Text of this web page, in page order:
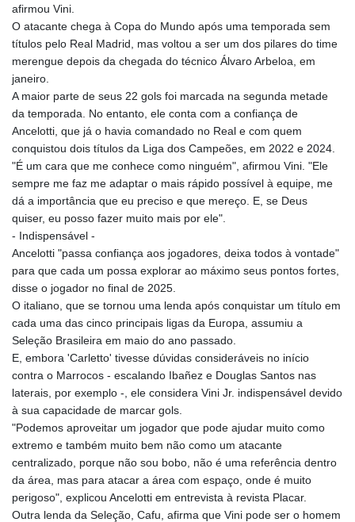
afirmou Vini.
O atacante chega à Copa do Mundo após uma temporada sem
títulos pelo Real Madrid, mas voltou a ser um dos pilares do time
merengue depois da chegada do técnico Álvaro Arbeloa, em
janeiro.
A maior parte de seus 22 gols foi marcada na segunda metade
da temporada. No entanto, ele conta com a confiança de
Ancelotti, que já o havia comandado no Real e com quem
conquistou dois títulos da Liga dos Campeões, em 2022 e 2024.
"É um cara que me conhece como ninguém", afirmou Vini. "Ele
sempre me faz me adaptar o mais rápido possível à equipe, me
dá a importância que eu preciso e que mereço. E, se Deus
quiser, eu posso fazer muito mais por ele".
- Indispensável -
Ancelotti "passa confiança aos jogadores, deixa todos à vontade"
para que cada um possa explorar ao máximo seus pontos fortes,
disse o jogador no final de 2025.
O italiano, que se tornou uma lenda após conquistar um título em
cada uma das cinco principais ligas da Europa, assumiu a
Seleção Brasileira em maio do ano passado.
E, embora 'Carletto' tivesse dúvidas consideráveis no início
contra o Marrocos - escalando Ibañez e Douglas Santos nas
laterais, por exemplo -, ele considera Vini Jr. indispensável devido
à sua capacidade de marcar gols.
"Podemos aproveitar um jogador que pode ajudar muito como
extremo e também muito bem não como um atacante
centralizado, porque não sou bobo, não é uma referência dentro
da área, mas para atacar a área com espaço, onde é muito
perigoso", explicou Ancelotti em entrevista à revista Placar.
Outra lenda da Seleção, Cafu, afirma que Vini pode ser o homem